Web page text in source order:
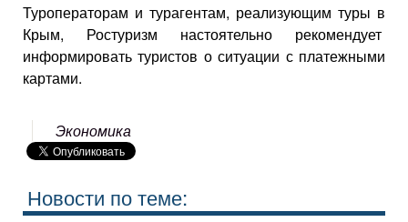
Туроператорам и турагентам, реализующим туры в
Крым, Ростуризм настоятельно рекомендует
информировать туристов о ситуации с платежными
картами.
Экономика
Новости по теме: